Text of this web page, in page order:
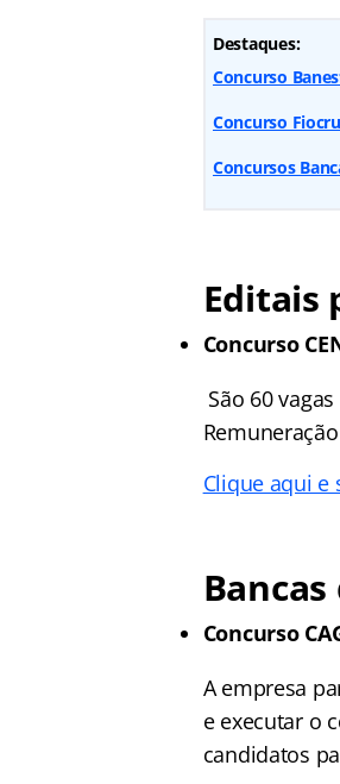
Destaques:
Concurso
Concurso
Concursos
Editais
Concurso
São 60
Clique aqui e
Concurso
A empresa
e executar o
candidatos